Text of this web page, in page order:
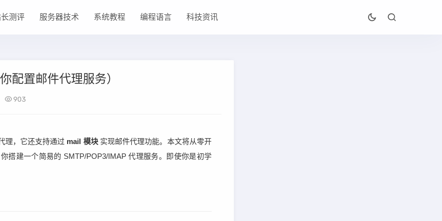
测评 服务器技术 系统教程 编程语言 科技资讯
配置邮件代理服务）
903
理，它还支持通过 mail 模块实现邮件代理功能。本文将从零开
搭建一个简易的 SMTP/POP3/IMAP 代理服务。即使你是初学